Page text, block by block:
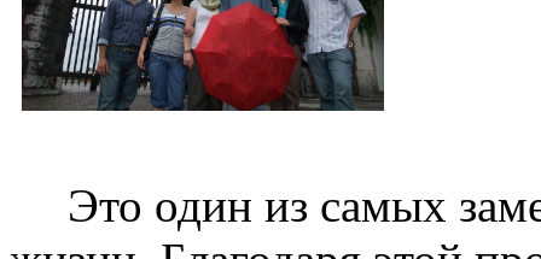
Это один из самых